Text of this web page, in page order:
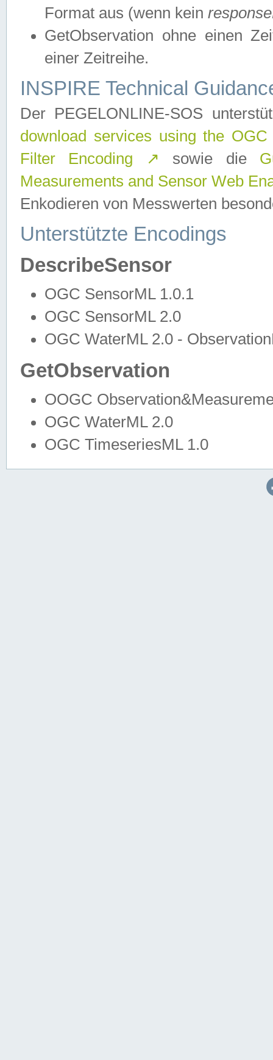
Format aus (wenn kein
GetObservation ohne einen
einer Zeitreihe.
INSPIRE Technical
Der PEGELONLINE-SOS
download services using the
Filter Encoding
↗ sowie die
Measurements and Sensor Web
Enkodieren von Messwerten
Unterstützte Encodings
DescribeSensor
OGC SensorML 1.0.1
OGC SensorML 2.0
OGC WaterML 2.0 -
GetObservation
OOGC
OGC WaterML 2.0
OGC TimeseriesML 1.0